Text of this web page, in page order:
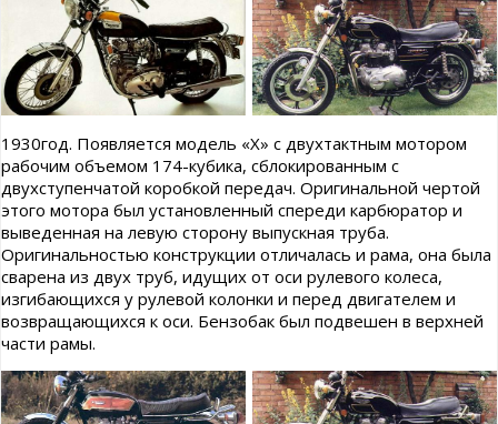
1930год. Появляется модель «Х» с двухтактным мотором
рабочим объемом 174-кубика, сблокированным с
двухступенчатой коробкой передач. Оригинальной чертой
этого мотора был установленный спереди карбюратор и
выведенная на левую сторону выпускная труба.
Оригинальностью конструкции отличалась и рама, она была
сварена из двух труб, идущих от оси рулевого колеса,
изгибающихся у рулевой колонки и перед двигателем и
возвращающихся к оси. Бензобак был подвешен в верхней
части рамы.